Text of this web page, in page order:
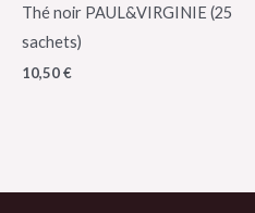
Thé noir PAUL&VIRGINIE (25
sachets)
10,50€